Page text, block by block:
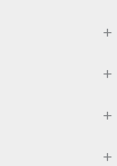
+
+
+
+